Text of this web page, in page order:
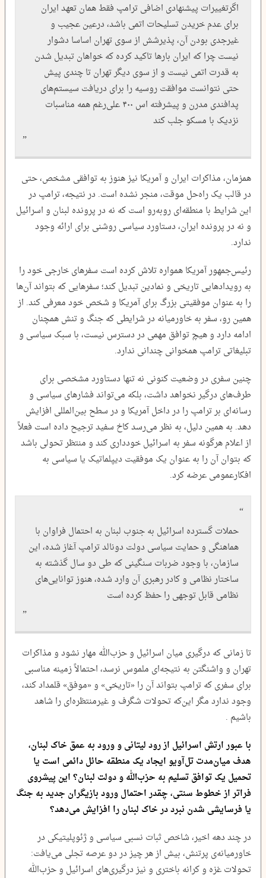
اگرتغییرات پیشنهادی اضافی ترامپ فقط همان تعهد ایران
برای عدم خریدن تسلیحات اتمی باشد، درعین عجیب و
غیرجدی بودن آن، پذیرشش از سوی تهران اساسا دشوار
نیست چرا که ایران بارها تاکید کرده که خواهان تبدیل شدن
به قدرت اتمی نیست و از سوی دیگر تهران تا چندی پیش
حتی نتوانست موافقت روسیه را برای دریافت سیستم‌های
پدافندی مدرن و پیشرفته اس ۴۰۰ علی‌رغم همه مناسبات
نزدیک با مسکو جلب کند
همزمان، مذاکرات ایران و آمریکا نیز هنوز به توافقی مشخص، حتی
در قالب یک راه‌حل موقت، منجر نشده است. در نتیجه، ترامپ در
این شرایط با منطقه‌ای روبه‌رو است که نه در پرونده لبنان و اسرائیل
و نه در پرونده ایران، دستاورد سیاسی روشنی برای ارائه وجود
ندارد.
رئیس‌جمهور آمریکا همواره تلاش کرده است سفرهای خارجی خود را
به رویدادهایی تاریخی و نمادین تبدیل کند؛ سفرهایی که بتواند آن‌ها
را به عنوان موفقیتی بزرگ برای آمریکا و شخص خود معرفی کند. از
همین رو، سفر به خاورمیانه در شرایطی که جنگ و تنش همچنان
ادامه دارد و هیچ توافق مهمی در دسترس نیست، با سبک سیاسی و
تبلیغاتی ترامپ همخوانی چندانی ندارد.
چنین سفری در وضعیت کنونی نه تنها دستاورد مشخصی برای
طرف‌های درگیر نخواهد داشت، بلکه می‌تواند فشارهای سیاسی و
رسانه‌ای بر ترامپ را در داخل آمریکا و در سطح بین‌المللی افزایش
دهد. به همین دلیل، به نظر می‌رسد کاخ سفید ترجیح داده است فعلاً
از اعلام هرگونه سفر به اسرائیل خودداری کند و منتظر تحولی باشد
که بتوان آن را به عنوان یک موفقیت دیپلماتیک یا سیاسی به
افکارعمومی عرضه کرد.
حملات گسترده اسرائیل به جنوب لبنان به ‌احتمال فراوان با
هماهنگی و حمایت سیاسی دولت دونالد ترامپ آغاز شده، این
سازمان، با وجود ضربات سنگینی که طی دو سال گذشته به
ساختار نظامی و کادر رهبری آن وارد شده، هنوز توانایی‌های
نظامی قابل توجهی را حفظ کرده است
تا زمانی که درگیری میان اسرائیل و حزب‌الله مهار نشود و مذاکرات
تهران و واشنگتن به نتیجه‌ای ملموس نرسد، احتمالاً زمینه مناسبی
برای سفری که ترامپ بتواند آن را «تاریخی» و «موفق» قلمداد کند،
وجود ندارد مگر این‌که تحولات شگرف و غیر‌منتظره‌ای را شاهد
باشیم .
با عبور ارتش اسرائیل از رود لیتانی و ورود به عمق خاک لبنان،
هدف میان‌مدت تل‌آویو ایجاد یک منطقه حائل دائمی است یا
تحمیل یک توافق تسلیم به حزب‌الله و دولت لبنان؟ این پیشروی
فراتر از خطوط سنتی، چقدر احتمال ورود بازیگران جدید به جنگ
یا فرسایشی شدن نبرد در خاک لبنان را افزایش می‌دهد؟
در چند دهه اخیر، شاخص ثبات نسبی سیاسی و ژئوپلیتیکی در
خاورمیانه‌ی پرتنش، بیش از هر چیز در دو عرصه تجلی می‌یافت:
تحولات غزه و کرانه باختری و نیز درگیری‌های اسرائیل و حزب‌الله